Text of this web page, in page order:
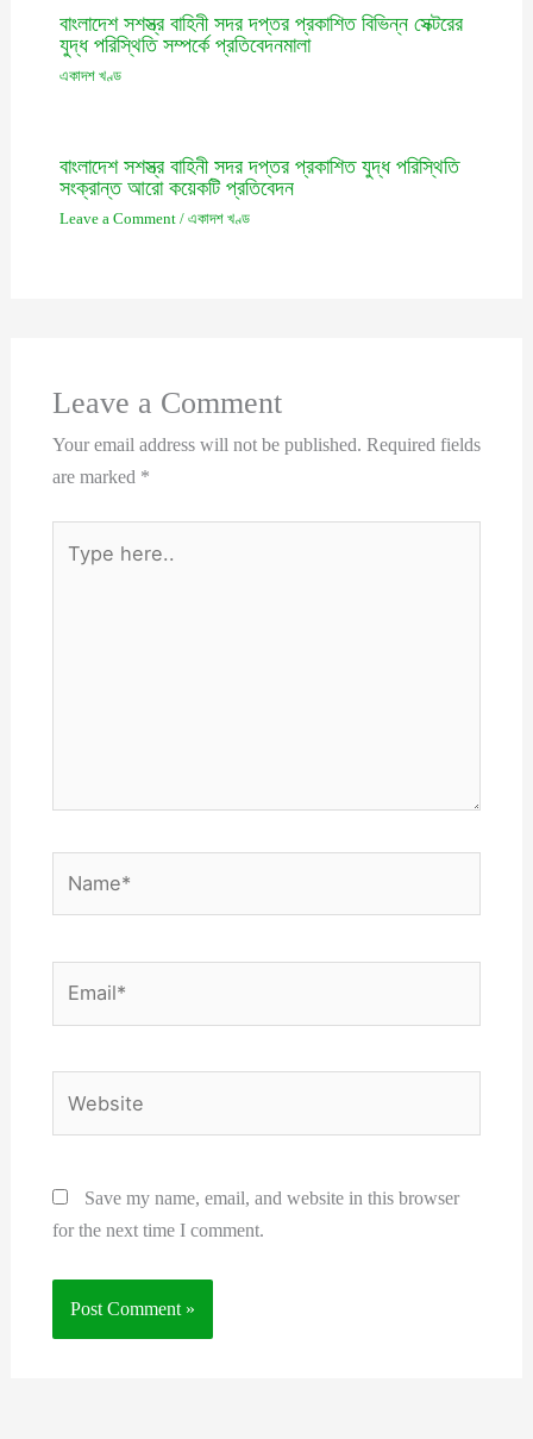
বাংলাদেশ সশস্ত্র বাহিনী সদর দপ্তর প্রকাশিত বিভিন্ন সেক্টরের
যুদ্ধ পরিস্থিতি সম্পর্কে প্রতিবেদনমালা
একাদশ খণ্ড
বাংলাদেশ সশস্ত্র বাহিনী সদর দপ্তর প্রকাশিত যুদ্ধ পরিস্থিতি
সংক্রান্ত আরো কয়েকটি প্রতিবেদন
Leave a Comment / একাদশ খণ্ড
Leave a Comment
Your email address will not be published. Required fields
are marked *
here..
Save my name, email, and website in this browser
for the next time I comment.